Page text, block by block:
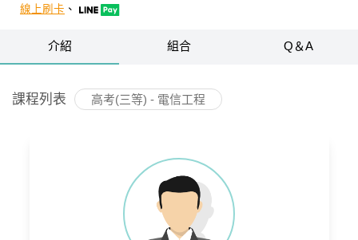
線上刷卡 、
介紹 組合 Q＆A
課程列表 高考(三等) - 電信工程